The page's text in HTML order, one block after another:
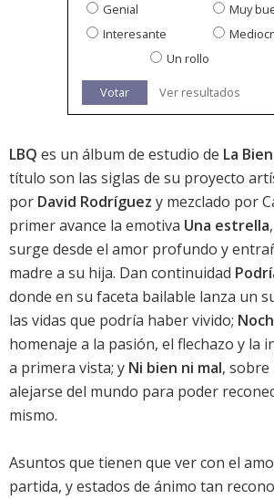
Genial
Muy
Interesante
Un rollo
Votar Ver resultados
LBQ es un álbum de estudio de La
título son las siglas de su proyecto
por David Rodríguez y mezclado por
primer avance la emotiva Una estrella
surge desde el amor profundo y
madre a su hija. Dan continuidad
donde en su faceta bailable lanza un
las vidas que podría haber vivido;
homenaje a la pasión, el flechazo y la
a primera vista; y Ni bien ni mal, sobre
alejarse del mundo para poder
mismo.
Asuntos que tienen que ver con el
partida, y estados de ánimo tan